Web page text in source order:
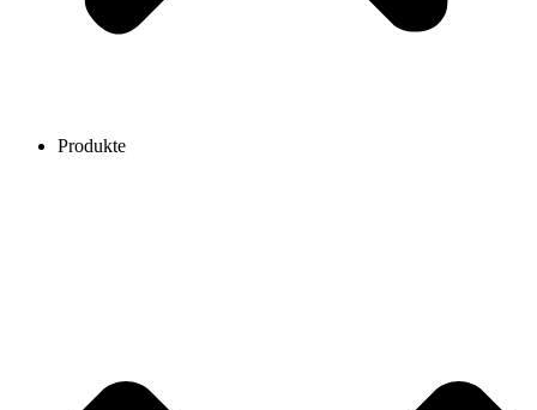
Produkte